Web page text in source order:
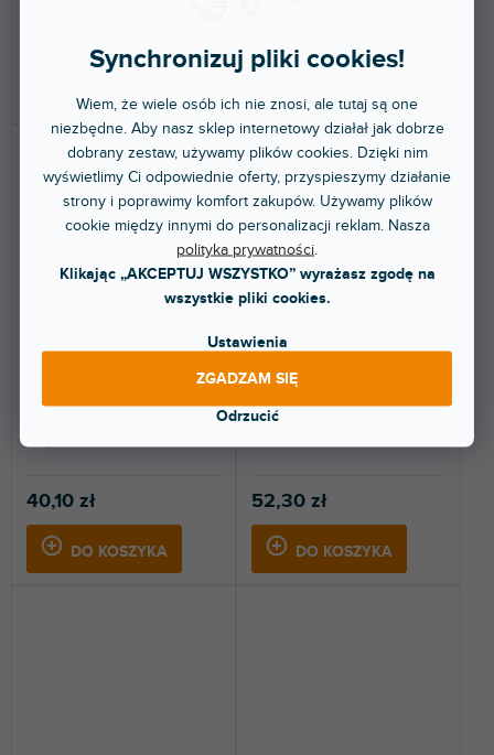
Synchronizuj pliki cookies!
Wiem, że wiele osób ich nie znosi, ale tutaj są one
niezbędne. Aby nasz sklep internetowy działał jak dobrze
dobrany zestaw, używamy plików cookies. Dzięki nim
wyświetlimy Ci odpowiednie oferty, przyspieszymy działanie
strony i poprawimy komfort zakupów. Używamy plików
cookie między innymi do personalizacji reklam. Nasza
polityka prywatności
Klikając „AKCEPTUJ WSZYSTKO” wyrażasz zgodę na
wszystkie pliki cookies.
Ustawienia
Odrzucić
ZGADZAM SIĘ
Accessories SZK 254
40,10 zł
DO KOSZYKA
Accessories SR 254
Do 5 dni
52,30 zł
DO KOSZYKA